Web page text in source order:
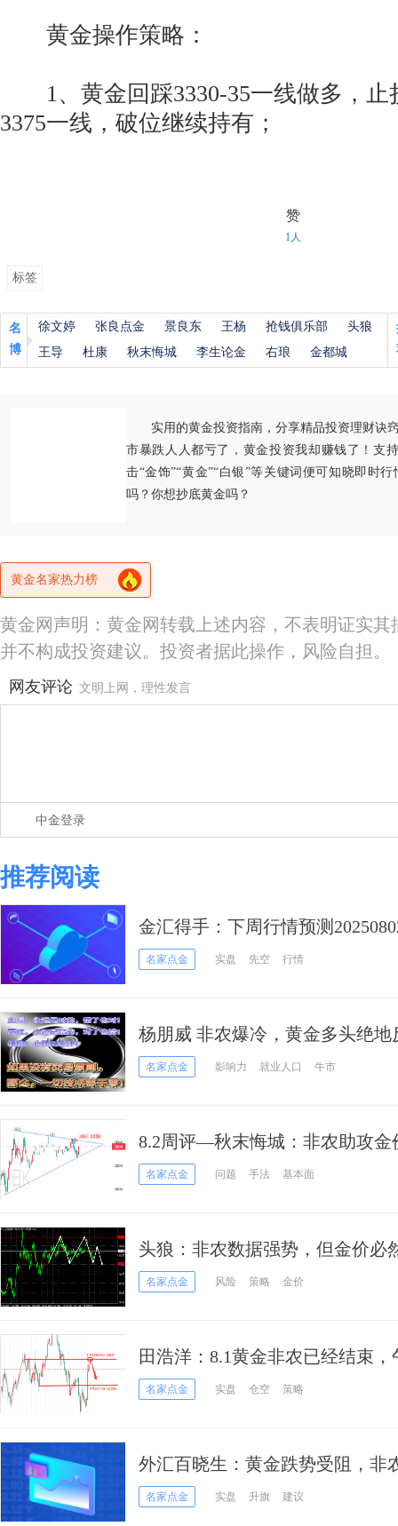
黄金操作策略：
1、黄金回踩3330-35一线做多，止
3375一线，破位继续持有；
赞
1人
标签
名
博
徐文婷 张良点金 景良东 王杨 抢钱俱乐部
头狼
王导
杜康 秋末悔城 李生论金 右琅 金都城
实用的黄金投资指南，分享精品投资理财诀
市暴跌人人都亏了，黄金投资我却赚钱了！支
击“金饰”“黄金”“白银”等关键词便可知晓即时
吗？你想抄底黄金吗？
黄金名家热力榜
黄金网声明：黄金网转载上述内容，不表明证实
并不构成投资建议。投资者据此操作，风险自担。
网友评论 文明上网，理性发言
中金登录
推荐阅读
金汇得手：下周行情预
名家点金 实盘 先空 行情
杨朋威 非农爆冷，黄金多头绝
名家点金 影响力 就业人口 牛市
8.2周评—秋末悔城：非农助攻金
仍需等待
名家点金 问题 手法 基本面
头狼：非农数据强势，但金价必
名家点金 风险 策略 金价
田浩洋：8.1黄金非农已经结束，
名家点金 实盘 仓空 策略
外汇百晓生：黄金跌势受阻，非
涨？
名家点金 实盘 升旗 建议